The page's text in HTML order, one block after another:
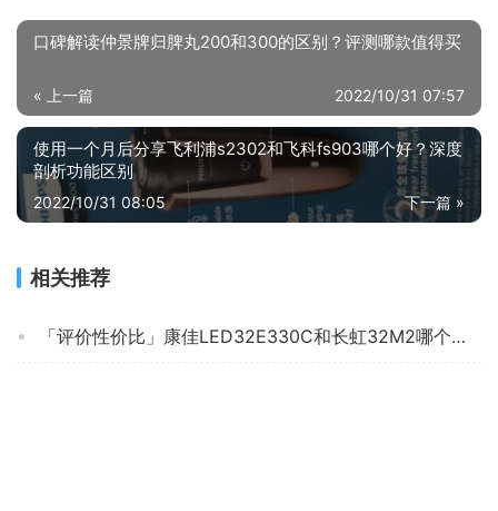
口碑解读仲景牌归脾丸200和300的区别？评测哪款值得买
« 上一篇 2022/10/31 07:57
使用一个月后分享飞利浦s2302和飞科fs903哪个好？深度
剖析功能区别
下一篇 »
2022/10/31 08:05
相关推荐
「评价性价比」康佳LED32E330C和长虹32M2哪个好？这样选不盲目